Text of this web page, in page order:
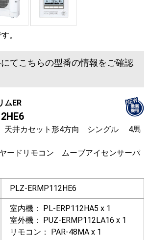
。
てこちらの型番の情報をご確認
ER
天井カセット形4方向 シングル 4馬
ードリモコン ムーブアイセンサーパ
PLZ-ERMP112HE6
室内機： PL-ERP112HA5 x 1
室外機： PUZ-ERMP112LA16 x 1
リモコン： PAR-48MA x 1